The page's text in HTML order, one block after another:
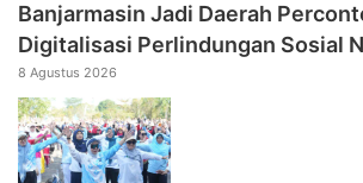
Banjarmasin Jadi Daerah
Digitalisasi Perlindungan Sosial
8 Agustus 2026